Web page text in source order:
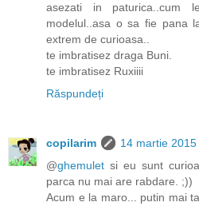
asezati in paturica..cum
modelul..asa o sa fie pana
extrem de curioasa..
te imbratisez draga Buni.
te imbratisez Ruxiiii
Răspundeți
copilarim
14 martie
@ghemulet si eu sunt
parca nu mai are rabdare. ;))
Acum e la maro... putin mai